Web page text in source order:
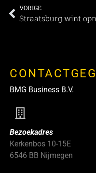
VORIGE
BMG Business B.V.
Bezoekadres
Kerkenbos 10-15E
6546 BB Nijmegen